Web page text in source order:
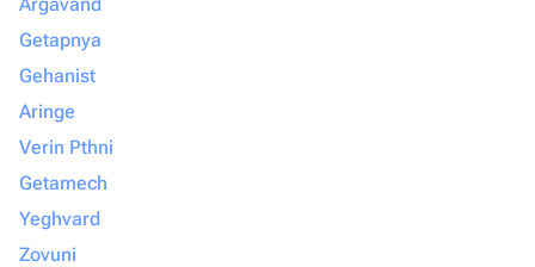
Getapnya
Gehanist
Aringe
Verin Pthni
Getamech
Yeghvard
Zovuni